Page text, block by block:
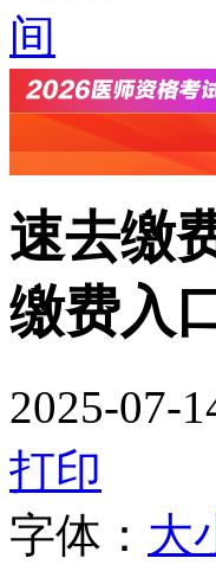
间
速去缴
缴费入
2025-07-
打印
字体： 大